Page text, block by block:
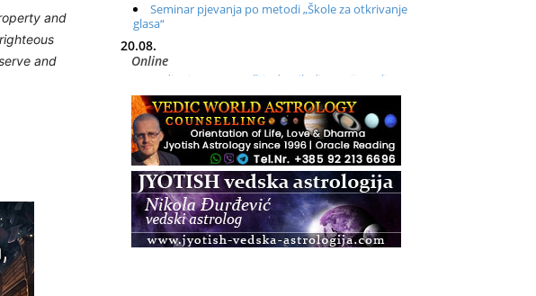
and
and
Seminar pjevanja po metodi „Škole za otkrivanje
glasa“
20.08.
Online
Radionica: Pomagači iz drugih dimenzija Online –
otvoreno za sve
21.08.
Zagreb+Online
Osnovni ThetaHealing® tečaj, Zagreb i Online
22.08.
Pula
Access BARS®, otpusti stres
23.08.
Pula